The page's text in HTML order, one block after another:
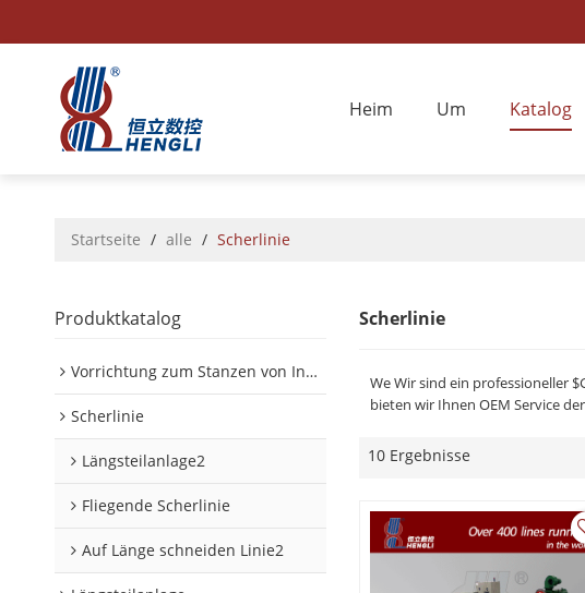
Heim Um Katalog
Startseite / alle / Scherlinie
Produktkatalog
Vorrichtung zum Stanzen von Innen-/Außenplatinen im Automobilbereich
Scherlinie
Längsteilanlage2
Fliegende Scherlinie
Auf Länge schneiden Linie2
Scherlinie
We Wir sind ein professioneller
bieten wir Ihnen OEM Service
10 Ergebnisse